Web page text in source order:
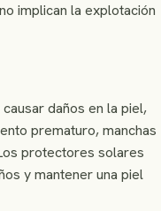
implican la explotación
daños en la piel,
prematuro, manchas
protectores solares
y mantener una piel